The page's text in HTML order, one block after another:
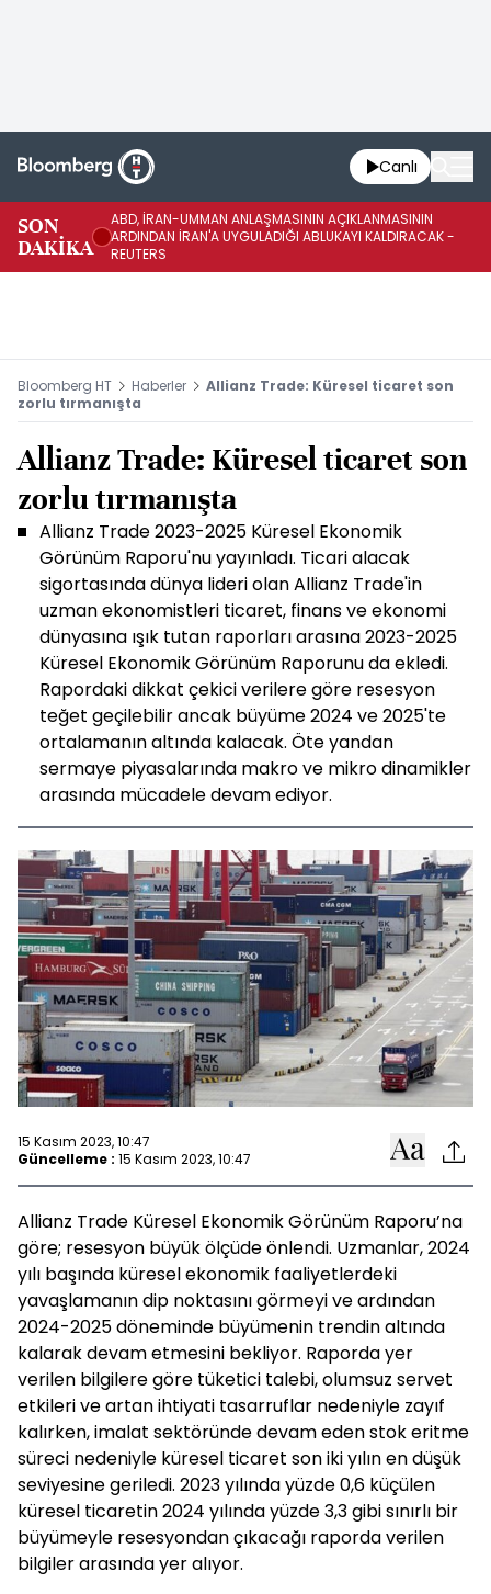
Canlı
SON
DAKİKA
ABD, İRAN-UMMAN ANLAŞMASININ AÇIKLANMASININ
ARDINDAN İRAN'A UYGULADIĞI ABLUKAYI KALDIRACAK -
REUTERS
Bloomberg HT Haberler
Allianz Trade: Küresel ticaret son
zorlu tırmanışta
Allianz Trade: Küresel ticaret son
zorlu tırmanışta
Allianz Trade 2023-2025 Küresel Ekonomik
Görünüm Raporu'nu yayınladı. Ticari alacak
sigortasında dünya lideri olan Allianz Trade'in
uzman ekonomistleri ticaret, finans ve ekonomi
dünyasına ışık tutan raporları arasına 2023-2025
Küresel Ekonomik Görünüm Raporunu da ekledi.
Rapordaki dikkat çekici verilere göre resesyon
teğet geçilebilir ancak büyüme 2024 ve 2025'te
ortalamanın altında kalacak. Öte yandan
sermaye piyasalarında makro ve mikro dinamikler
arasında mücadele devam ediyor.
15 Kasım 2023, 10:47
Güncelleme : 15 Kasım 2023, 10:47
Allianz Trade Küresel Ekonomik Görünüm Raporu’na
göre; resesyon büyük ölçüde önlendi. Uzmanlar, 2024
yılı başında küresel ekonomik faaliyetlerdeki
yavaşlamanın dip noktasını görmeyi ve ardından
2024-2025 döneminde büyümenin trendin altında
kalarak devam etmesini bekliyor. Raporda yer
verilen bilgilere göre tüketici talebi, olumsuz servet
etkileri ve artan ihtiyati tasarruflar nedeniyle zayıf
kalırken, imalat sektöründe devam eden stok eritme
süreci nedeniyle küresel ticaret son iki yılın en düşük
seviyesine geriledi. 2023 yılında yüzde 0,6 küçülen
küresel ticaretin 2024 yılında yüzde 3,3 gibi sınırlı bir
büyümeyle resesyondan çıkacağı raporda verilen
bilgiler arasında yer alıyor.